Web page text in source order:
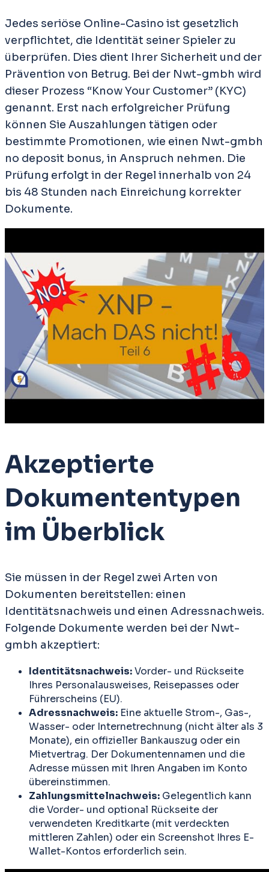
Jedes seriöse Online-Casino ist gesetzlich
verpflichtet, die Identität seiner Spieler zu
überprüfen. Dies dient Ihrer Sicherheit und der
Prävention von Betrug. Bei der Nwt-gmbh wird
dieser Prozess “Know Your Customer” (KYC)
genannt. Erst nach erfolgreicher Prüfung
können Sie Auszahlungen tätigen oder
bestimmte Promotionen, wie einen Nwt-gmbh
no deposit bonus, in Anspruch nehmen. Die
Prüfung erfolgt in der Regel innerhalb von 24
bis 48 Stunden nach Einreichung korrekter
Dokumente.
Akzeptierte
Dokumententypen
im Überblick
Sie müssen in der Regel zwei Arten von
Dokumenten bereitstellen: einen
Identitätsnachweis und einen Adressnachweis.
Folgende Dokumente werden bei der Nwt-
gmbh akzeptiert:
Identitätsnachweis:Vorder- und Rückseite
Ihres Personalausweises, Reisepasses oder
Führerscheins (EU).
Adressnachweis: Eine aktuelle Strom-, Gas-,
Wasser- oder Internetrechnung (nicht älter als 3
Monate), ein offizieller Bankauszug oder ein
Mietvertrag. Der Dokumentennamen und die
Adresse müssen mit Ihren Angaben im Konto
übereinstimmen.
Zahlungsmittelnachweis: Gelegentlich kann
die Vorder- und optional Rückseite der
verwendeten Kreditkarte (mit verdeckten
mittleren Zahlen) oder ein Screenshot Ihres E-
Wallet-Kontos erforderlich sein.